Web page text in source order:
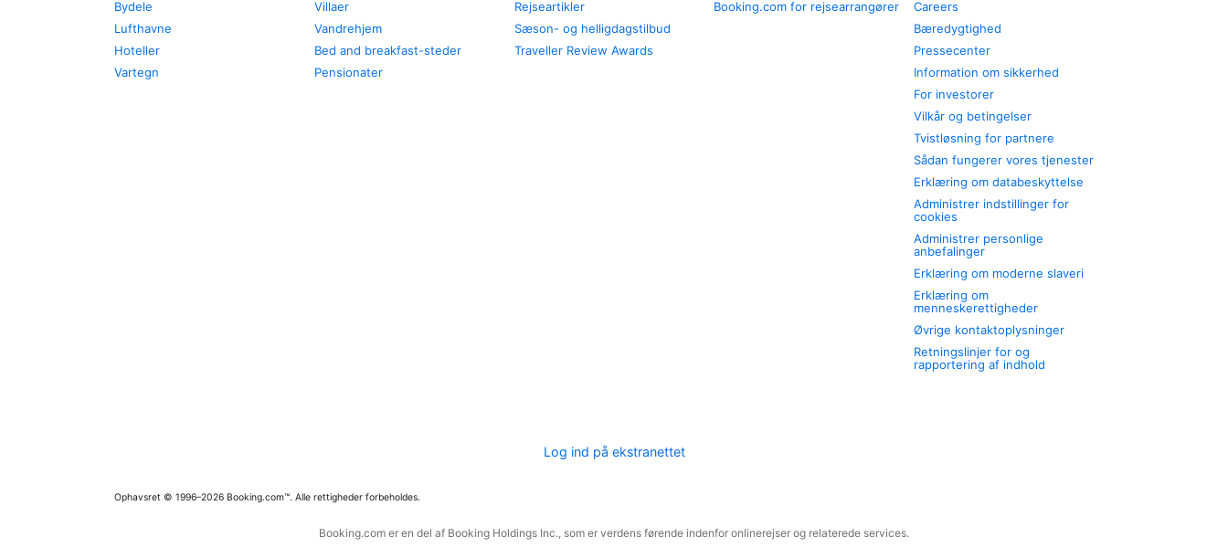
Bydele
Lufthavne
Hoteller
Vartegn
Villaer
Vandrehjem
Bed and breakfast-steder
Pensionater
Rejseartikler
Sæson- og helligdagstilbud
Traveller Review Awards
Booking.com for rejsearrangører
Careers
Bæredygtighed
Pressecenter
Information om sikkerhed
For investorer
Vilkår og betingelser
Tvistløsning for partnere
Sådan fungerer vores tjenester
Erklæring om databeskyttelse
Administrer indstillinger for
cookies
Administrer personlige
anbefalinger
Erklæring om moderne slaveri
Erklæring om
menneskerettigheder
Øvrige kontaktoplysninger
Retningslinjer for og
rapportering af indhold
Log ind på ekstranettet
Ophavsret © 1996–2026 Booking.com™. Alle rettigheder forbeholdes.
Booking.com er en del af Booking Holdings Inc., som er verdens førende indenfor onlinerejser og relaterede services.